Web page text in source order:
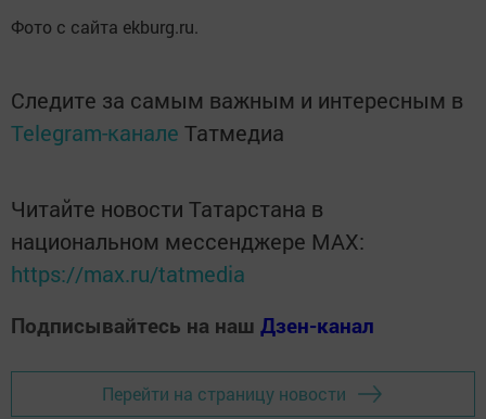
Фото с сайта ekburg.ru.
Следите за самым важным и интересным в
Telegram-канале Татмедиа
Читайте новости Татарстана в
национальном мессенджере MАХ:
https://max.ru/tatmedia
Подписывайтесь на наш Дзен-канал
Перейти на страницу новости